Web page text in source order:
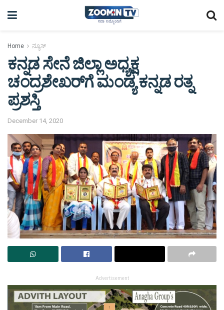
Home ನ್ಯೂಸ್
ಕನ್ನಡ ಸೇನೆ ಜಿಲ್ಲಾ ಅಧ್ಯಕ್ಷ
ಚಂದ್ರಶೇಖರ್‌ಗೆ ಮಂಡ್ಯ ಕನ್ನಡ ರತ್ನ
ಪ್ರಶಸ್ತಿ
December 14, 2020
Advertisement